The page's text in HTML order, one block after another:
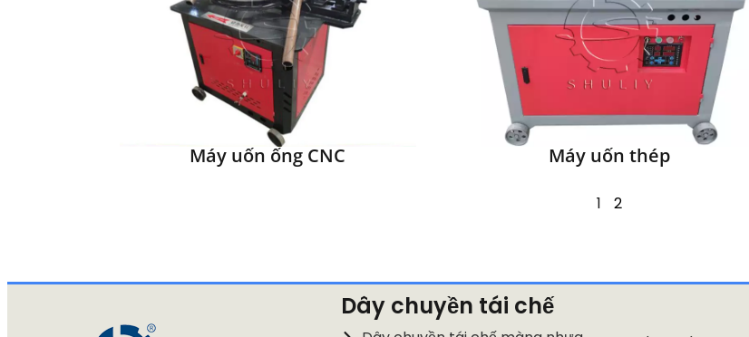
Máy uốn ống CNC Máy uốn thép
1 2
Dây chuyền tái chế